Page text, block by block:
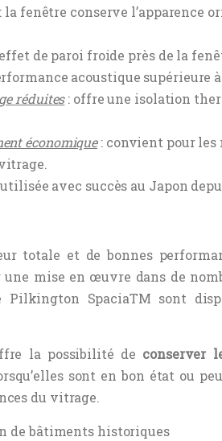
la fenêtre conserve l’apparence
de paroi froide près de la
acoustique supérieure
réduites: offre une isolation
économique: convient pour les
avec succès au Japon
totale et de bonnes
une mise en œuvre dans de
Pilkington SpaciaTM sont
la possibilité de conserver
sont en bon état ou
du vitrage.
de bâtiments historiques